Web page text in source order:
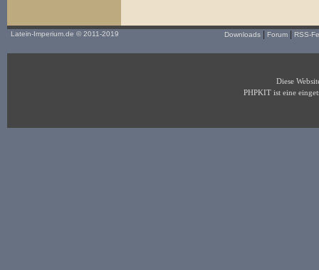
Latein-Imperium.de © 2011-2019 Downloads Forum RSS-
Diese
PHPKIT ist eine